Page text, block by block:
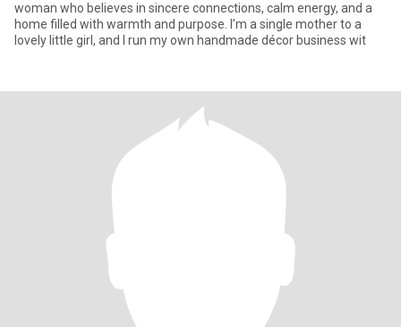
woman who believes in sincere connections, calm energy, and a
home filled with warmth and purpose. I’m a single mother to a
lovely little girl, and I run my own handmade décor business wit